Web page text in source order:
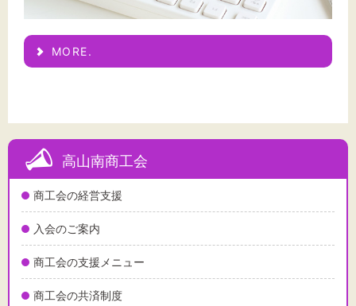
高山南商工会
商工会の経営支援
入会のご案内
商工会の支援メニュー
商工会の共済制度
MORE.